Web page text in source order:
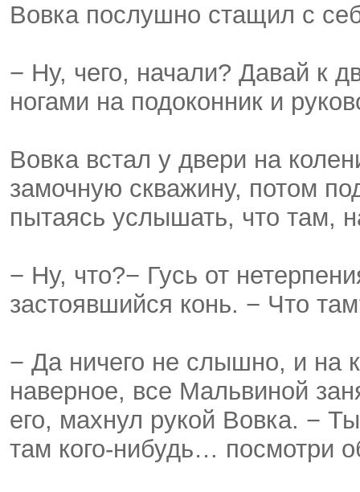
Вовка послушно стащил с
− Ну, чего, начали? Давай к
ногами на подоконник и
Вовка встал у двери на
замочную скважину, потом
пытаясь услышать, что там,
− Ну, что?− Гусь от
застоявшийся конь. − Что
− Да ничего не слышно, и на
наверное, все Мальвиной
его, махнул рукой Вовка. −
там кого-нибудь… посмотри